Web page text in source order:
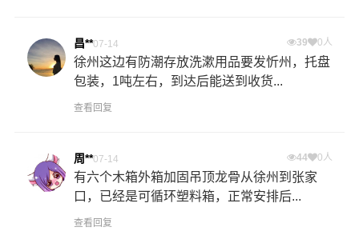
昌**07-14 39 0人
徐州这边有防潮存放洗漱用品要发忻州，托盘
包装，1吨左右，到达后能送到收货...
查看回复
周**07-14 44 0人
有六个木箱外箱加固吊顶龙骨从徐州到张家
口，已经是可循环塑料箱，正常安排后...
查看回复